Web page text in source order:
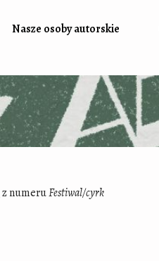
Nasze osoby autorskie
z numeruFestiwal/cyrk